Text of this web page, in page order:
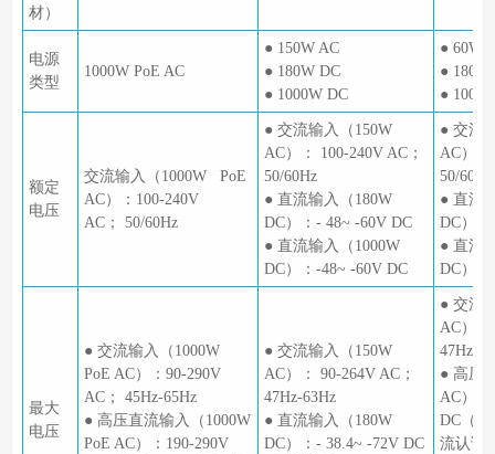
材）
电源
类型
1000W PoE AC
● 150W AC
● 180W DC
● 1000W DC
● 60W
● 180W
●
额定
电压
交流输入（1000W PoE
AC）：100-240V
AC； 50/60Hz
● 交流输入（150W
AC）： 100-240V AC；
50/60Hz
● 直流输入（180W
DC）：- 48~ -60V DC
● 直流输入（1000W
DC）：-48~ -60V DC
● 交流
AC）：
50/60Hz
● 直流
DC）：
● 直流
DC）：
最大
电压
● 交流输入（1000W
PoE AC）：90-290V
AC； 45Hz-65Hz
● 高压直流输入（1000W
PoE AC）：190-290V
● 交流输入（150W
AC）： 90-264V AC；
47Hz-63Hz
● 直流输入（180W
DC）：- 38.4~ -72V DC
● 交流
AC）：
47Hz-
● 高压
AC）：
DC（
流认证